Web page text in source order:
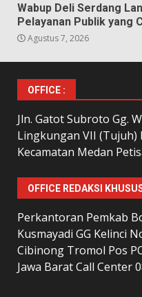
Wabup Deli Serdang
Pelayanan Publik yang
Agustus 7, 2026
OFFICE :
Jln. Gatot Subroto Gg.
Lingkungan VII (Tujuh)
Kecamatan Medan
OFFICE REDAKSI
Perkantoran Pemkab
Kusmayadi GG Kelinci
Cibinong Tromol Pos
Jawa Barat Call Center